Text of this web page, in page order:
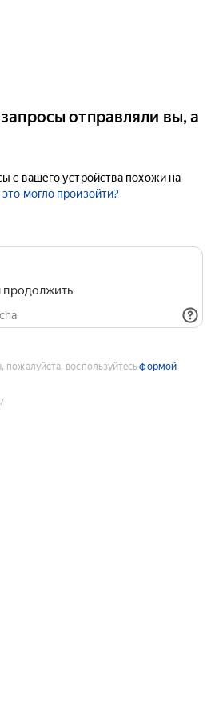
отправляли вы, а
с вашего устройства похожи на
могло произойти?
пожалуйста, воспользуйтесьформой